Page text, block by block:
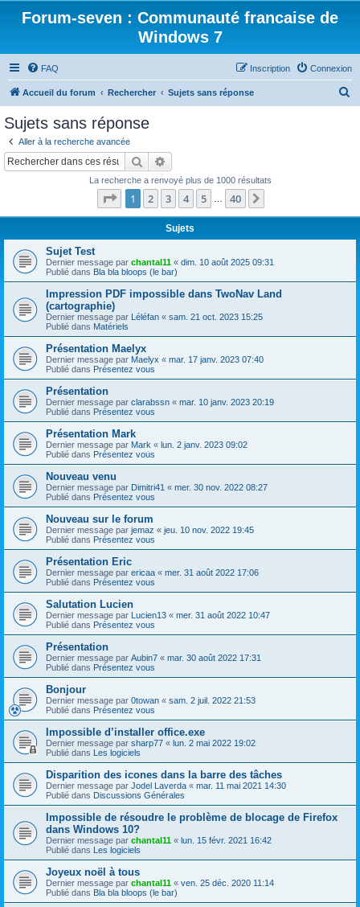
Forum-seven : Communauté francaise de
Windows 7
FAQ Connexion
Inscription
Accueil du forum Rechercher Sujets sans réponse
Sujets sans réponse
Aller à la recherche avancée
Rechercher
La recherche a renvoyé plus de 1000 résultats
Page 1sur40
1 2 3 4 5 40
Sujets
Sujet Test
Dernier message par chantal11 « dim. 10 août 2025 09:31
Publié dans Bla bla bloops (le bar)
Impression PDF impossible dans TwoNav Land
(cartographie)
Dernier message par Léléfan « sam. 21 oct. 2023 15:25
Publié dans Matériels
Présentation Maelyx
Dernier message par Maelyx « mar. 17 janv. 2023 07:40
Publié dans Présentez vous
Présentation
Dernier message par clarabssn « mar. 10 janv. 2023 20:19
Publié dans Présentez vous
Présentation Mark
Dernier message par Mark « lun. 2 janv. 2023 09:02
Publié dans Présentez vous
Nouveau venu
Dernier message par Dimitri41 « mer. 30 nov. 2022 08:27
Publié dans Présentez vous
Nouveau sur le forum
Dernier message par jemaz « jeu. 10 nov. 2022 19:45
Publié dans Présentez vous
Présentation Eric
Dernier message par ericaa « mer. 31 août 2022 17:06
Publié dans Présentez vous
Salutation Lucien
Dernier message par Lucien13 « mer. 31 août 2022 10:47
Publié dans Présentez vous
Présentation
Dernier message par Aubin7 « mar. 30 août 2022 17:31
Publié dans Présentez vous
Bonjour
Dernier message par 0towan « sam. 2 juil. 2022 21:53
Publié dans Présentez vous
Impossible d’installer office.exe
Dernier message par sharp77 « lun. 2 mai 2022 19:02
Publié dans Les logiciels
Disparition des icones dans la barre des tâches
Dernier message par Jodel Laverda « mar. 11 mai 2021 14:30
Publié dans Discussions Générales
Impossible de résoudre le problème de blocage de Firefox
dans Windows 10?
Dernier message par chantal11 « lun. 15 févr. 2021 16:42
Publié dans Les logiciels
Joyeux noël à tous
Dernier message par chantal11 « ven. 25 déc. 2020 11:14
Publié dans Bla bla bloops (le bar)